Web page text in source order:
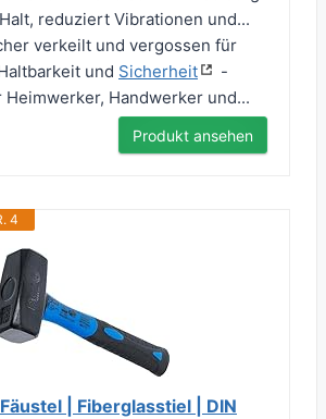
reduziert Vibrationen und...
verkeilt und vergossen für
und Sicherheit
-
Heimwerker, Handwerker und...
Produkt ansehen
4
| Fiberglasstiel | DIN